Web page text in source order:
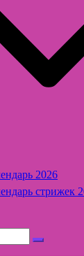
2026
стрижек